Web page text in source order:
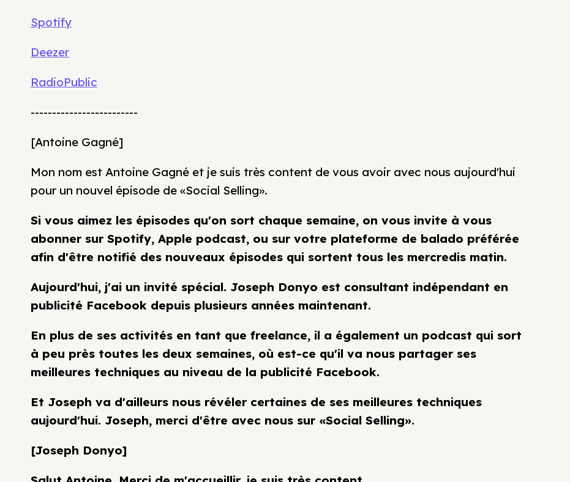
Spotify
Deezer
RadioPublic
-------------------------
[Antoine Gagné]
Mon nom est Antoine Gagné et je suis très content de vous avoir avec nous aujourd'hui
pour un nouvel épisode de «Social Selling».
Si vous aimez les épisodes qu'on sort chaque semaine, on vous invite à vous
abonner sur Spotify, Apple podcast, ou sur votre plateforme de balado préférée
afin d'être notifié des nouveaux épisodes qui sortent tous les mercredis matin.
Aujourd'hui, j'ai un invité spécial. Joseph Donyo est consultant indépendant en
publicité Facebook depuis plusieurs années maintenant.
En plus de ses activités en tant que freelance, il a également un podcast qui sort
à peu près toutes les deux semaines, où est-ce qu'il va nous partager ses
meilleures techniques au niveau de la publicité Facebook.
Et Joseph va d'ailleurs nous révéler certaines de ses meilleures techniques
aujourd'hui. Joseph, merci d'être avec nous sur «Social Selling».
[Joseph Donyo]